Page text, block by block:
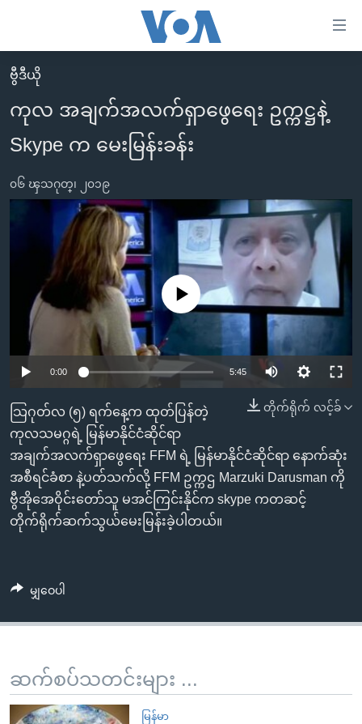
လွယ်ကူ
စေ
သည့်
Link
များ
အကြောင်းအရာ
ညွန်း
စာမျက်နှာ
သို့
ကျော်
ကြည့်
ရန်
ရှာဖွေ
သို့
ရန်
မူလစာမျက်နှာ
မြန်မာ
ကမ္ဘာ့သတင်းများ
အမေရိကန်
အစ္စရေး-ပါလက်စတိုင်း
သတင်းလွတ်လပ်ခွင့်
ရပ်ဝန်းတခု လမ်းတခု အလွန်
အင်္ဂလိပ်စာလေ့လာမယ်
အမေရိကန်သုံးအီဒီယံ
မကြေးမုံရဲ့ အင်္ဂလိပ်စာ
ရုပ်ရှင်ထဲက အင်္ဂလိပ်စာ
သုတပဒေသာ အင်္ဂလိပ်စာ
အပတ်စဉ်ကဏ္ဍများ
ရေဒီယို
တီဗွီ
ရေဒီယိုနှင့်ရုပ်သံ အချက်အလက်များ
ရေဒီယို/တီဗွီအစီအစဉ်
Learning English
ဗွီအိုအေ လူမှုကွန်ယက်များ
ဘာသာစကားများ
ဗွီဒီယို
ကုလ အချက်အလက်ရှာဖွေရေး ဥက္ကဋ္ဌနဲ့
Skype က မေးမြန်းခန်း
၀၆ ၾသဂုတ္၊ ၂၀၁၉
No media source currently available
0:00 5:45
တိုက်ရိုက် လင့်ခ်
သြဂုတ်လ (၅) ရက်နေ့က ထုတ်ပြန်တဲ့
ကုလသမဂ္ဂရဲ့ မြန်မာနိုင်ငံဆိုင်ရာ
အချက်အလက်ရှာဖွေရေး FFM ရဲ့ မြန်မာနိုင်ငံဆိုင်ရာ နောက်ဆုံး
အစီရင်ခံစာ နဲ့ပတ်သက်လို့ FFM ဥက္ကဌ Marzuki Darusman ကို
ဗွီအိုအေဝိုင်းတော်သူ မအင်ကြင်းနိုင်က skype ကတဆင့်
တိုက်ရိုက်ဆက်သွယ်မေးမြန်းခဲ့ပါတယ်။
မျှဝေပါ
ဆက်စပ်သတင်းများ ...
မြန်မာ